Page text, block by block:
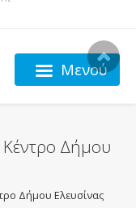
Μενού
Κέντρο Δήμου
Δήμου Ελευσίνας